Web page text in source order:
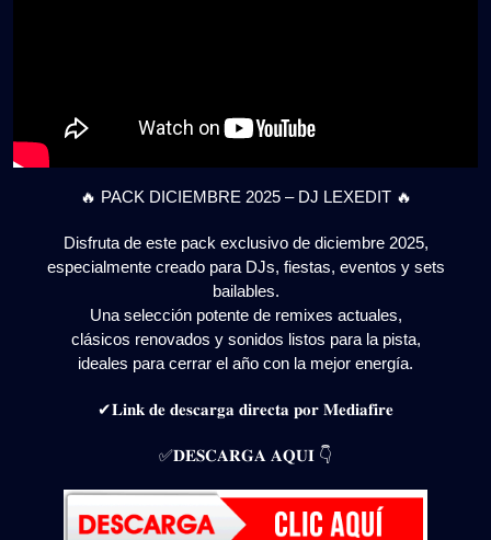
🔥 PACK DICIEMBRE 2025 – DJ LEXEDIT 🔥
Disfruta de este pack exclusivo de diciembre 2025,
especialmente creado para DJs, fiestas, eventos y sets
bailables.
Una selección potente de remixes actuales,
clásicos renovados y sonidos listos para la pista,
ideales para cerrar el año con la mejor energía.
✔𝐋𝐢𝐧𝐤 𝐝𝐞 𝐝𝐞𝐬𝐜𝐚𝐫𝐠𝐚 𝐝𝐢𝐫𝐞𝐜𝐭𝐚 𝐩𝐨𝐫 𝐌𝐞𝐝𝐢𝐚𝐟𝐢𝐫𝐞
✅𝐃𝐄𝐒𝐂𝐀𝐑𝐆𝐀 𝐀𝐐𝐔𝐈 👇